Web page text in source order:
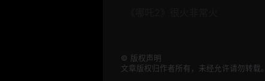
© 版权声明
文章版权归作者所有，未经允许请勿转载。